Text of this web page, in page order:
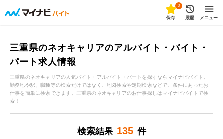
0
保存 履歴 メニュー
三重県のネオキャリアのアルバイト・バイト・
パート求人情報
三重県のネオキャリアの人気バイト・アルバイト・パートを探すならマイナビバイト。
勤務地や駅、職種等の検索だけではなく、地図検索や定期検索などで、条件にあったお
仕事を簡単に検索できます。三重県のネオキャリアのお仕事探しはマイナビバイトで検
索！
検索結果 135 件